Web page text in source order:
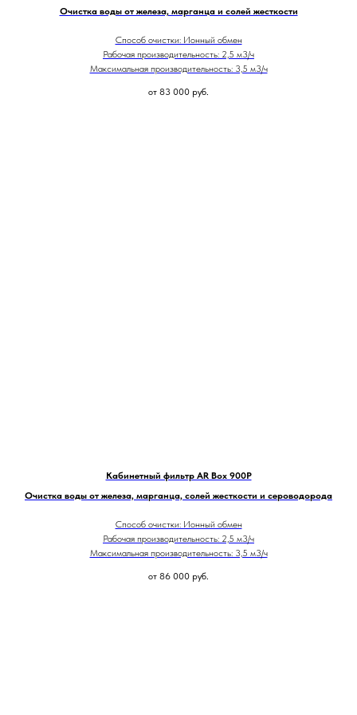
Очистка воды от железа, марганца и солей жесткости
Способ очистки: Ионный обмен
Рабочая производительность: 2,5 м3/ч
Максимальная производительность: 3,5 м3/ч
от 83 000 руб.
Кабинетный фильтр AR Box 900P
Очистка воды от железа, марганца, солей жесткости и сероводорода
Способ очистки: Ионный обмен
Рабочая производительность: 2,5 м3/ч
Максимальная производительность: 3,5 м3/ч
от 86 000 руб.